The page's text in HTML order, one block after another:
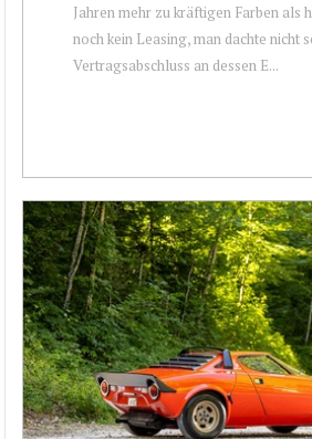
Jahren mehr zu kräftigen Farben als
noch kein Leasing, man dachte nicht
Vertragsabschluss an dessen E...